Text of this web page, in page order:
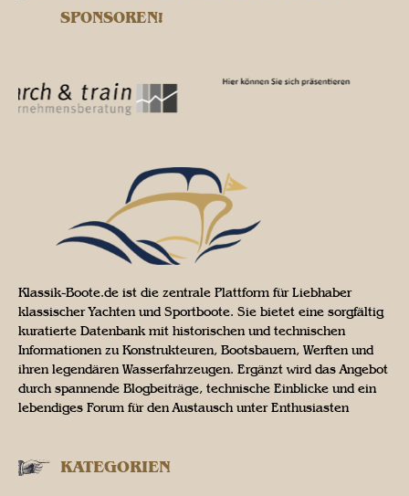
SPONSOREN!
Klassik-Boote.de ist die zentrale Plattform für Liebhaber
klassischer Yachten und Sportboote. Sie bietet eine sorgfältig
kuratierte Datenbank mit historischen und technischen
Informationen zu Konstrukteuren, Bootsbauern, Werften und
ihren legendären Wasserfahrzeugen. Ergänzt wird das Angebot
durch spannende Blogbeiträge, technische Einblicke und ein
lebendiges Forum für den Austausch unter Enthusiasten
KATEGORIEN